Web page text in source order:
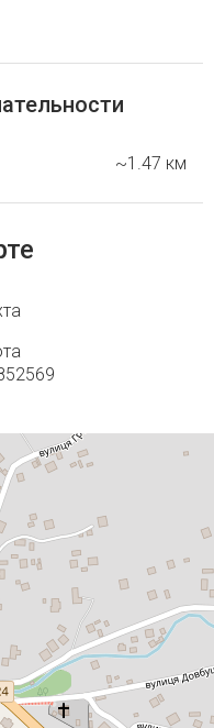
~1.47 км